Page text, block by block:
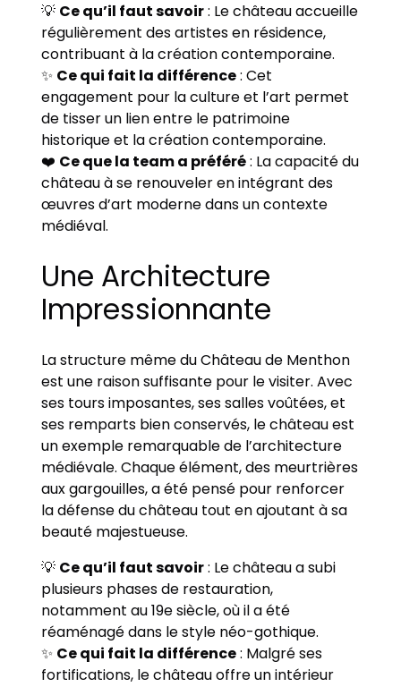
💡 Ce qu’il faut savoir: Le château accueille
régulièrement des artistes en résidence,
contribuant à la création contemporaine.
✨ Ce qui fait la différence: Cet
engagement pour la culture et l’art permet
de tisser un lien entre le patrimoine
historique et la création contemporaine.
❤️ Ce que la team a préféré: La capacité du
château à se renouveler en intégrant des
œuvres d’art moderne dans un contexte
médiéval.
Une Architecture
Impressionnante
La structure même du Château de Menthon
est une raison suffisante pour le visiter. Avec
ses tours imposantes, ses salles voûtées, et
ses remparts bien conservés, le château est
un exemple remarquable de l’architecture
médiévale. Chaque élément, des meurtrières
aux gargouilles, a été pensé pour renforcer
la défense du château tout en ajoutant à sa
beauté majestueuse.
💡 Ce qu’il faut savoir: Le château a subi
plusieurs phases de restauration,
notamment au 19e siècle, où il a été
réaménagé dans le style néo-gothique.
✨ Ce qui fait la différence: Malgré ses
fortifications, le château offre un intérieur